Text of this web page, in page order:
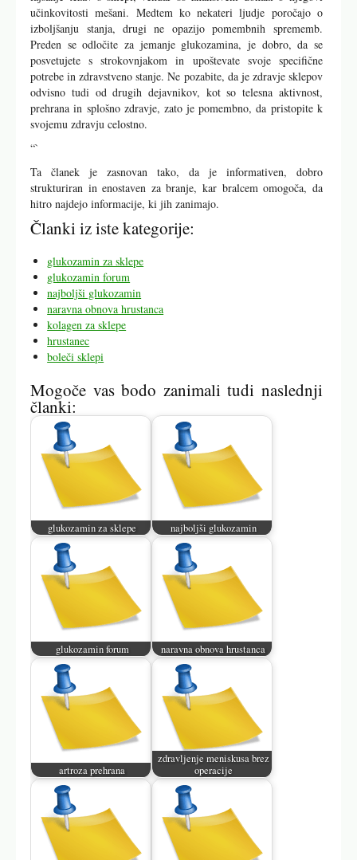
učinkovitosti mešani. Medtem ko nekateri ljudje poročajo o
izboljšanju stanja, drugi ne opazijo pomembnih sprememb.
Preden se odločite za jemanje glukozamina, je dobro, da se
posvetujete s strokovnjakom in upoštevate svoje specifične
potrebe in zdravstveno stanje. Ne pozabite, da je zdravje sklepov
odvisno tudi od drugih dejavnikov, kot so telesna aktivnost,
prehrana in splošno zdravje, zato je pomembno, da pristopite k
svojemu zdravju celostno.
“`
Ta članek je zasnovan tako, da je informativen, dobro
strukturiran in enostaven za branje, kar bralcem omogoča, da
hitro najdejo informacije, ki jih zanimajo.
Članki iz iste kategorije:
glukozamin za sklepe
glukozamin forum
najboljši glukozamin
naravna obnova hrustanca
kolagen za sklepe
hrustanec
boleči sklepi
Mogoče vas bodo zanimali tudi naslednji
članki:
glukozamin za sklepe najboljši glukozamin
glukozamin forum naravna obnova hrustanca
artroza prehrana
zdravljenje meniskusa brez
operacije